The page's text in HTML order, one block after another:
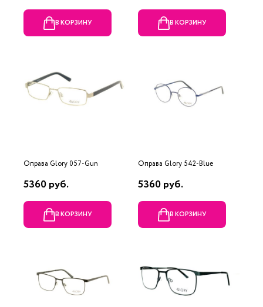
В КОРЗИНУ В КОРЗИНУ
Оправа Glory 057-Gun
5360 руб.
В КОРЗИНУ
Оправа Glory 542-Blue
5360 руб.
В КОРЗИНУ